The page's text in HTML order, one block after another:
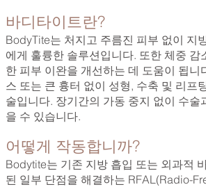
바디타이트란?
BodyTite는 처지고 주름진 피부 없이 지
에게 훌륭한 솔루션입니다. 또한 체중 감
한 피부 이완을 개선하는 데 도움이 됩니
스 또는 큰 흉터 없이 성형, 수축 및 리프
술입니다. 장기간의 가동 중지 없이 수술
을 수 있습니다.
어떻게 작동합니까?
Bodytite는 기존 지방 흡입 또는 외과적
된 일부 단점을 해결하는 RFAL(Radio-